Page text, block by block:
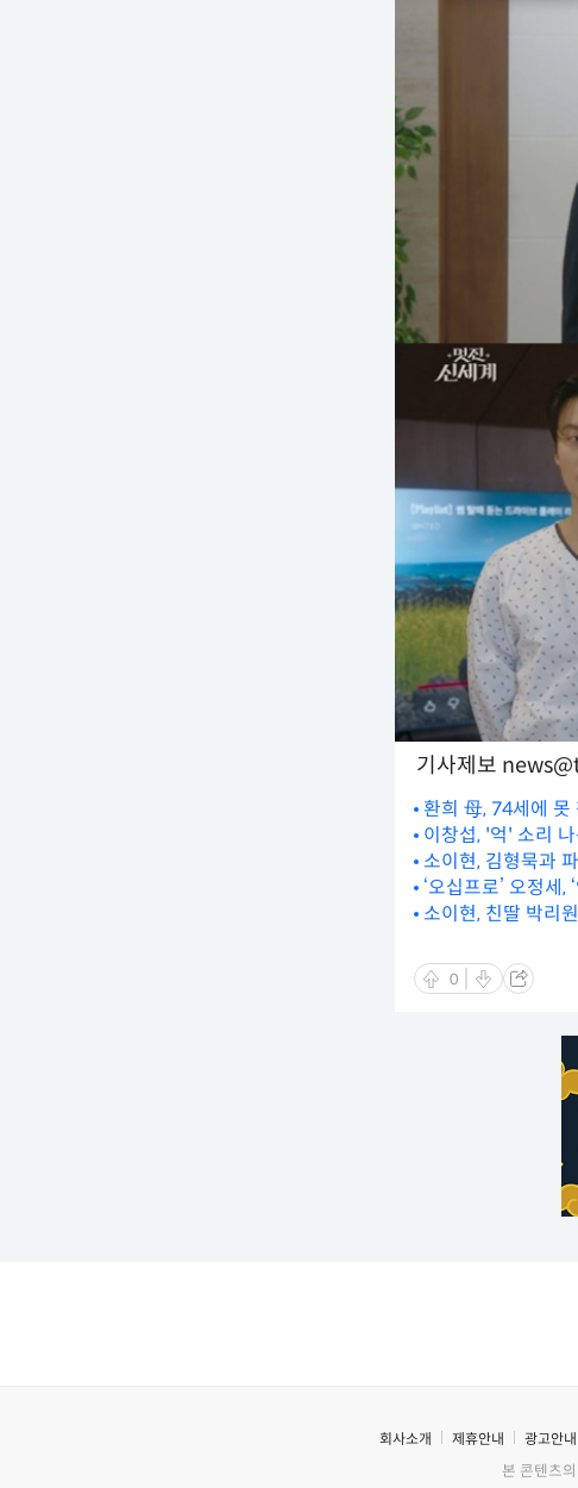
기사제보
환희 母, 74세에 못
이창섭, '억' 소리
소이현, 김형묵과
‘오십프로’ 오정세
소이현, 친딸 박리
0
회사소개 제휴안내 광고안내
본 콘텐츠